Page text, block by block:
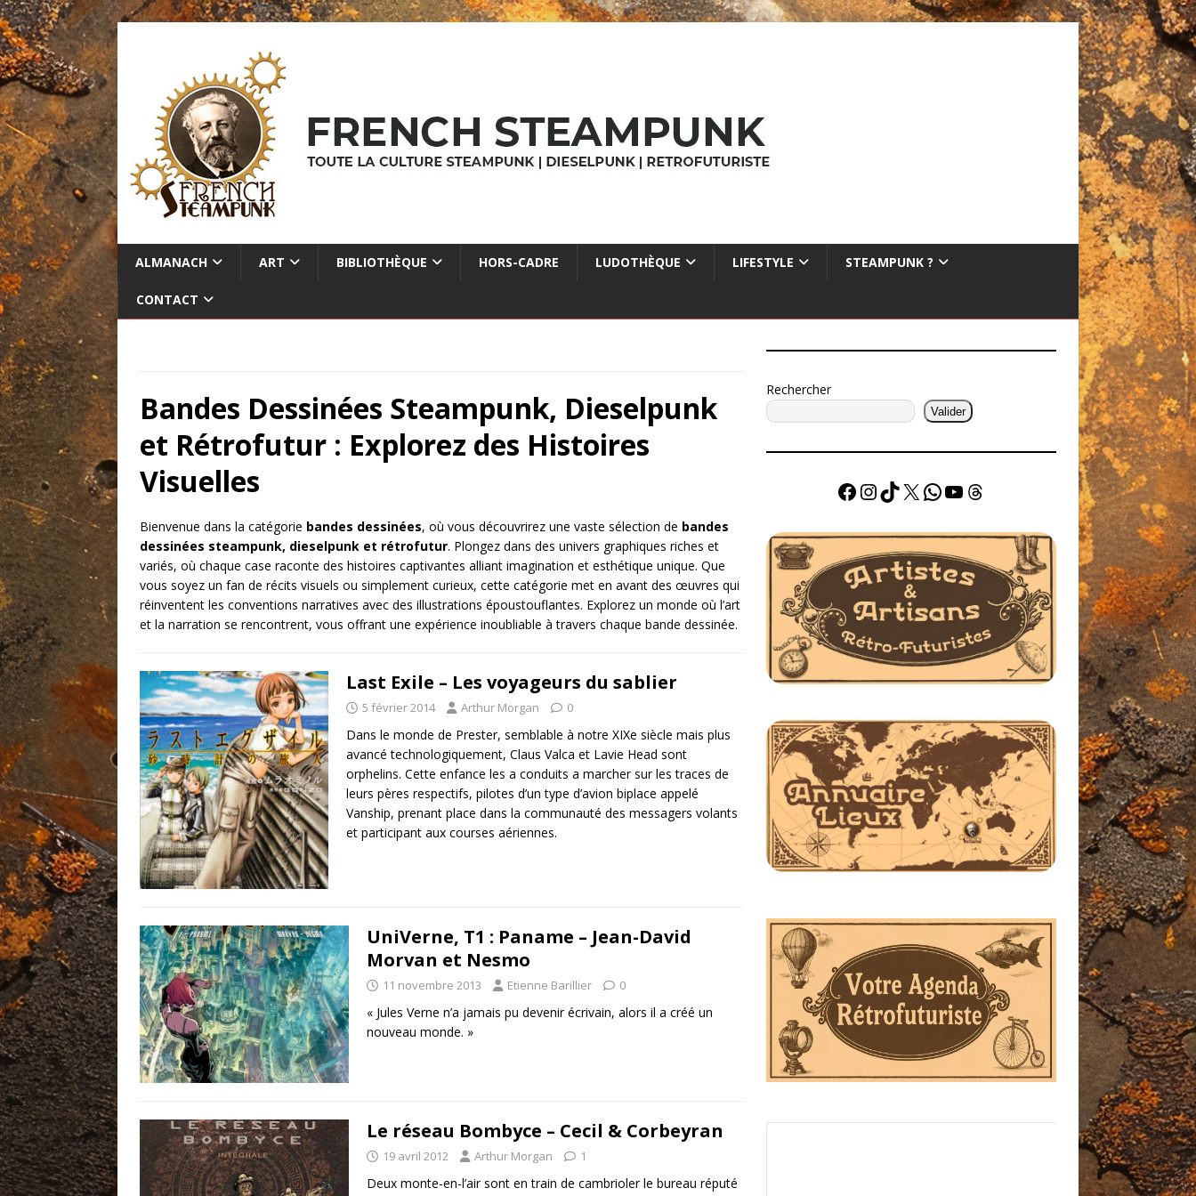
ALMANACH ART BIBLIOTHÈQUE HORS-CADRE LUDOTHÈQUE LIFESTYLE STEAMPUNK ?
CONTACT
Bandes Dessinées Steampunk, Dieselpunk
et Rétrofutur : Explorez des Histoires
Visuelles
Bienvenue dans la catégorie bandes dessinées, où vous découvrirez une vaste sélection de bandes
dessinées steampunk, dieselpunk et rétrofutur. Plongez dans des univers graphiques riches et
variés, où chaque case raconte des histoires captivantes alliant imagination et esthétique unique. Que
vous soyez un fan de récits visuels ou simplement curieux, cette catégorie met en avant des œuvres qui
réinventent les conventions narratives avec des illustrations époustouflantes. Explorez un monde où l’art
et la narration se rencontrent, vous offrant une expérience inoubliable à travers chaque bande dessinée.
Last Exile – Les voyageurs du sablier
5 février 2014 Arthur Morgan 0
Dans le monde de Prester, semblable à notre XIXe siècle mais plus
avancé technologiquement, Claus Valca et Lavie Head sont
orphelins. Cette enfance les a conduits a marcher sur les traces de
leurs pères respectifs, pilotes d’un type d’avion biplace appelé
Vanship, prenant place dans la communauté des messagers volants
et participant aux courses aériennes.
UniVerne, T1 : Paname – Jean-David
Morvan et Nesmo
11 novembre 2013 Etienne Barillier 0
« Jules Verne n’a jamais pu devenir écrivain, alors il a créé un
nouveau monde. »
Le réseau Bombyce – Cecil & Corbeyran
19 avril 2012 Arthur Morgan 1
Deux monte-en-l’air sont en train de cambrioler le bureau réputé
Rechercher
Valider